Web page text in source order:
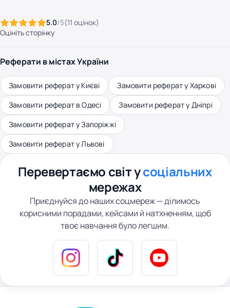
5.0/5(11 оцінок)
Оцініть сторінку
Реферати в містах України
Замовити реферат у Києві
Замовити реферат у Харкові
Замовити реферат в Одесі
Замовити реферат у Дніпрі
Замовити реферат у Запоріжжі
Замовити реферат у Львові
Перевертаємо світ усоціальних
мережах
Приєднуйся до наших соцмереж — ділимось
корисними порадами, кейсами й натхненням, щоб
твоє навчання було легшим.